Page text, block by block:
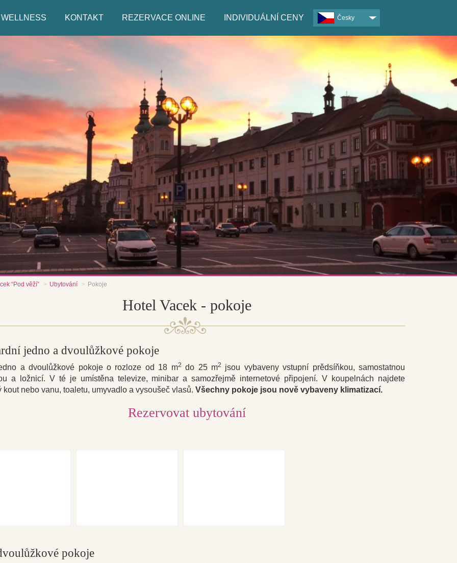
WELLNESS KONTAKT REZERVACE ONLINE INDIVIDUÁLNÍ CENY Česky
“Pod věží” Ubytování Pokoje
Hotel Vacek - pokoje
jedno a dvoulůžkové pokoje
a dvoulůžkové pokoje o rozloze od 18 m2 do 25 m2
jsou vybaveny vstupní prědsíňkou, samostatnou
a ložnicí. V té je umístěna televize, minibar a samozřejmě internetové připojení. V koupelnách najdete
kout nebo vanu, toaletu, umyvadlo a vysoušeč vlasů. Všechny pokoje jsou nově vybaveny klimatizací.
Rezervovat ubytování
pokoje